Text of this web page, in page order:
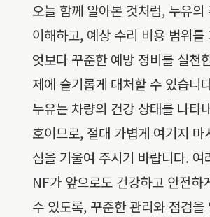
오늘 함께 알아본 것처럼, 누유의
이해하고, 예상 수리 비용 범위를
엇보다 꾸준한 예방 정비를 실천
제에 슬기롭게 대처할 수 있습니
누유는 차량의 건강 상태를 나타
호이므로, 절대 가볍게 여기지 마
심을 기울여 주시기 바랍니다. 여
NF가 앞으로도 건강하고 안전하
수 있도록, 꾸준한 관리와 점검을